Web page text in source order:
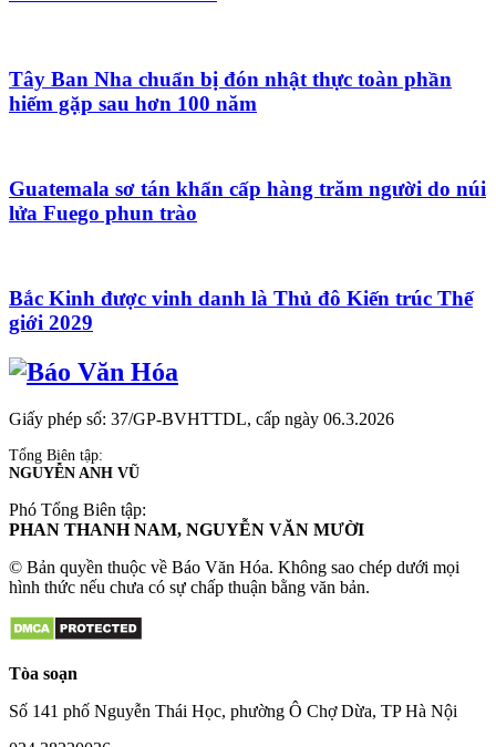
Tây Ban Nha chuẩn bị đón nhật thực toàn phần
hiếm gặp sau hơn 100 năm
Guatemala sơ tán khẩn cấp hàng trăm người do núi
lửa Fuego phun trào
Bắc Kinh được vinh danh là Thủ đô Kiến trúc Thế
giới 2029
Giấy phép số: 37/GP-BVHTTDL, cấp ngày 06.3.2026
Tổng Biên tập:
NGUYỄN ANH VŨ
Phó Tổng Biên tập:
PHAN THANH NAM, NGUYỄN VĂN MƯỜI
© Bản quyền thuộc về Báo Văn Hóa. Không sao chép dưới mọi
hình thức nếu chưa có sự chấp thuận bằng văn bản.
Tòa soạn
Số 141 phố Nguyễn Thái Học, phường Ô Chợ Dừa, TP Hà Nội